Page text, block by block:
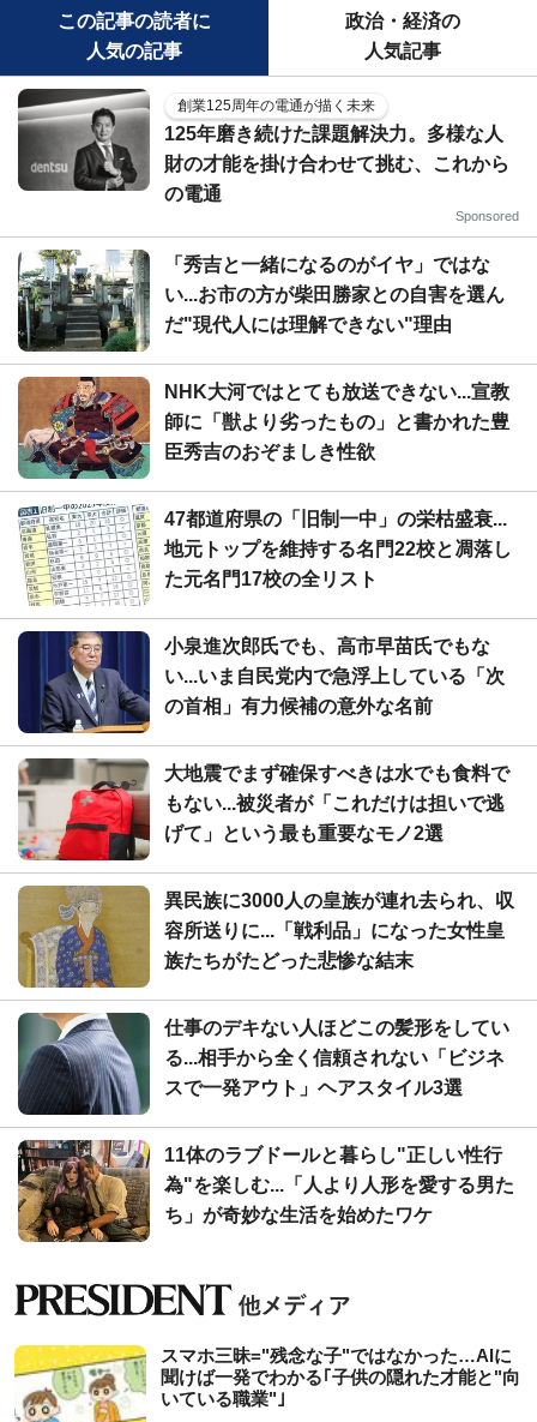
この記事の読者に
人気の記事
政治・経済の
人気記事
創業125周年の電通が描く未来
125年磨き続けた課題解決力。多様な人
財の才能を掛け合わせて挑む、これから
の電通
Sponsored
「秀吉と一緒になるのがイヤ」ではな
い...お市の方が柴田勝家との自害を選ん
だ"現代人には理解できない"理由
NHK大河ではとても放送できない...宣教
師に「獣より劣ったもの」と書かれた豊
臣秀吉のおぞましき性欲
47都道府県の「旧制一中」の栄枯盛衰...
地元トップを維持する名門22校と凋落し
た元名門17校の全リスト
小泉進次郎氏でも、高市早苗氏でもな
い...いま自民党内で急浮上している「次
の首相」有力候補の意外な名前
大地震でまず確保すべきは水でも食料で
もない...被災者が「これだけは担いで逃
げて」という最も重要なモノ2選
異民族に3000人の皇族が連れ去られ、収
容所送りに...「戦利品」になった女性皇
族たちがたどった悲惨な結末
仕事のデキない人ほどこの髪形をしてい
る...相手から全く信頼されない「ビジネ
スで一発アウト」ヘアスタイル3選
11体のラブドールと暮らし"正しい性行
為"を楽しむ...「人より人形を愛する男た
ち」が奇妙な生活を始めたワケ
スマホ三昧="残念な子"ではなかった…AIに
聞けば一発でわかる｢子供の隠れた才能と"向
いている職業"｣